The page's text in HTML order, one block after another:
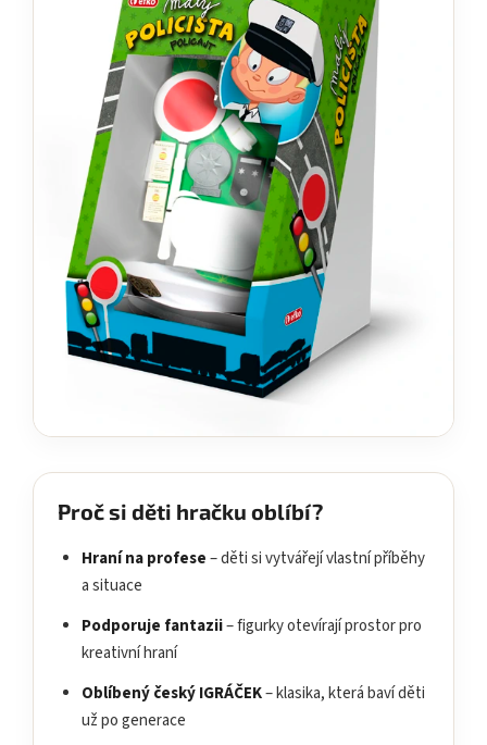
Proč si děti hračku oblíbí?
Hraní na profese– děti si vytvářejí vlastní příběhy
a situace
Podporuje fantazii– figurky otevírají prostor pro
kreativní hraní
Oblíbený český IGRÁČEK– klasika, která baví děti
už po generace